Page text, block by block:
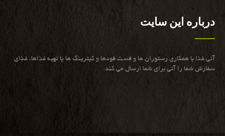
درباره این سایت
آنی غذا با همكاری رستوران ها و فست فودها و كیترینگ ها یا تهیه غذاها، غذای
سفارش شما را آنی برای شما ارسال می كند.